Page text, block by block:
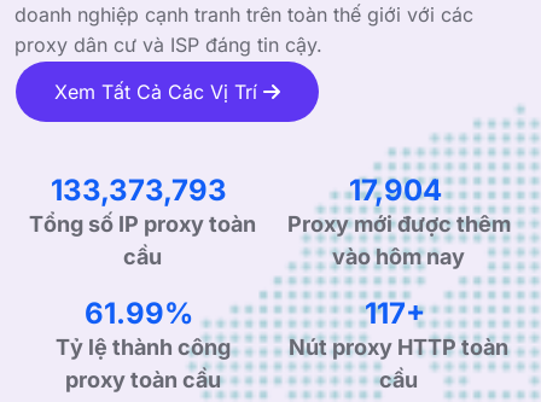
doanh nghiệp cạnh tranh trên toàn thế giới với các
proxy dân cư và ISP đáng tin cậy.
Xem Tất Cả Các Vị Trí
214,920,938
Tổng số IP proxy toàn
cầu
28,851
Proxy mới được thêm
vào hôm nay
99.90%
Tỷ lệ thành công
proxy toàn cầu
190+
Nút proxy HTTP toàn
cầu